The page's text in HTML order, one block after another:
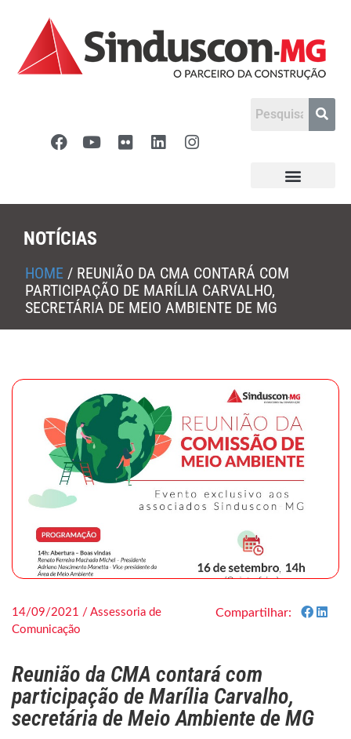
NOTÍCIAS
HOME / REUNIÃO DA CMA CONTARÁ COM
PARTICIPAÇÃO DE MARÍLIA CARVALHO,
SECRETÁRIA DE MEIO AMBIENTE DE MG
14/09/2021 / Assessoria de
Comunicação
Compartilhar:
Reunião da CMA contará com
participação de Marília Carvalho,
secretária de Meio Ambiente de MG